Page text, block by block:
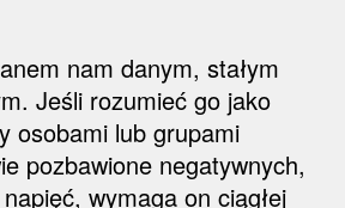
nam danym, stałym
Jeśli rozumieć go jako
osobami lub grupami
pozbawione negatywnych,
wymaga on ciągłej